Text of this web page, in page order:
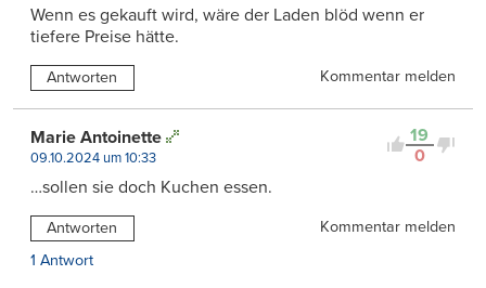
Wenn es gekauft wird, wäre der Laden blöd wenn er
tiefere Preise hätte.
Antworten Kommentar melden
19
0
Marie Antoinette
09.10.2024 um 10:33
…sollen sie doch Kuchen essen.
Antworten
Kommentar melden
1 Antwort